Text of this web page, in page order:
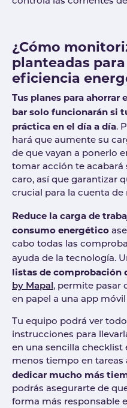
¿Cómo
planteadas
eficiencia
Tus planes para ahorrar
bar solo funcionarán si
práctica en el día a día.
hará que aumente su
de que vayan a ponerlo
tomar acción te acabará
caro, así que garantizar
crucial para la cuenta
Reduce la carga de
consumo energético
cabo todas las
ayuda de la tecnología.
listas de comprobación
by Mapal , permite pasar
en papel a una app
Tu equipo podrá ver
instrucciones para
en una sencilla checklist
menos tiempo en
dedicar mucho más
podrás asegurarte de
forma más responsable